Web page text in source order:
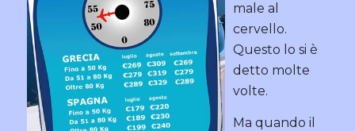
male al
cervello.
Questo lo si è
detto molte
volte.
Ma quando il